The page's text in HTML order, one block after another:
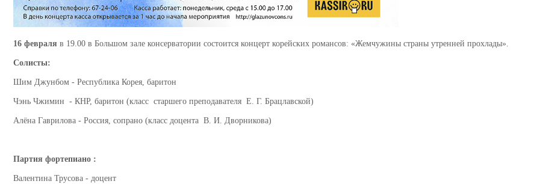
16 февраля в 19.00 в Большом зале консерватории состоится концерт корейских романсов: «Жемчужины страны утренней прохлады».
Солисты:
Шим Джунбом - Республика Корея, баритон
Чэнь Чжимин - КНР, баритон (класс старшего преподавателя Е. Г. Брацлавской)
Алёна Гаврилова - Россия, сопрано (класс доцента В. И. Дворникова)
Партия фортепиано :
Валентина Трусова - доцент